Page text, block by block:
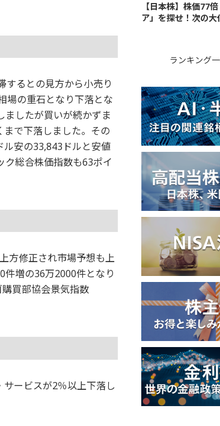
するとの見方から小売り
場の重石となり下落とな
ましたが買いが続かずま
で下落しました。その
安の33,843ドルと安値
ク総合株価指数も63ポイ
方修正され市場予想も上
増の36万2000件となり
買部協会景気指数
ービスが2％以上下落し
【日本株】株価77
ア」を探せ！次の
ランキング